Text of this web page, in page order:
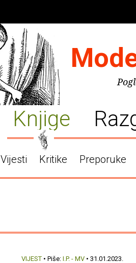
Knjige
Vijesti Kritike Preporuke
VIJEST • Piše: I.P. - MV • 31.01.2023.